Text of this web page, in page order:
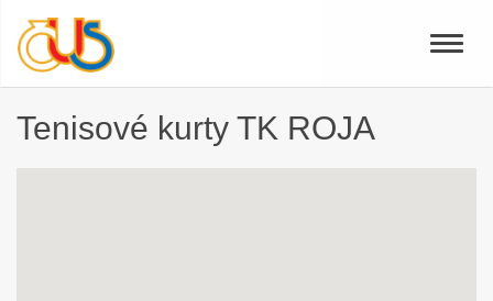
Toggle
Tenisové kurty TK ROJA